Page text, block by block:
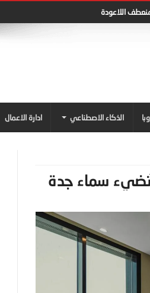
اللاعودة
الذكاء الاصطناعي ادارة الاعمال
ُتضيء سماء جدة